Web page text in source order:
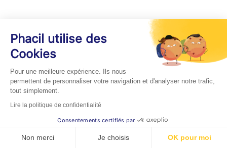
Phacil utilise des
Cookies
Pour une meilleure expérience. Ils nous
permettent de personnaliser votre navigation et d'analyser notre trafic,
tout simplement.
Lire la politique de confidentialité
Consentements certifiés par
Non merci Je choisis OK pour moi